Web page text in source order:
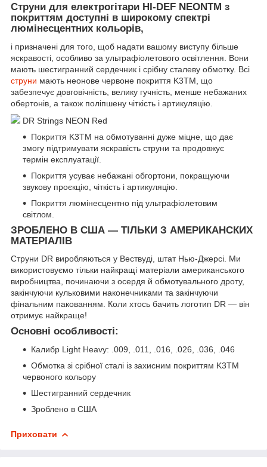
Струни для електрогітари HI-DEF NEONTM з
покриттям доступні в широкому спектрі
люмінесцентних кольорів,
і призначені для того, щоб надати вашому виступу більше
яскравості, особливо за ультрафіолетового освітлення. Вони
мають шестигранний сердечник і срібну сталеву обмотку. Всі
струни мають неонове червоне покриття K3TM, що
забезпечує довговічність, велику гучність, менше небажаних
обертонів, а також поліпшену чіткість і артикуляцію.
DR Strings NEON Red
Покриття K3TM на обмотуванні дуже міцне, що дає
змогу підтримувати яскравість струни та продовжує
термін експлуатації.
Покриття усуває небажані обгортони, покращуючи
звукову проєкцію, чіткість і артикуляцію.
Покриття люмінесцентно під ультрафіолетовим
світлом.
ЗРОБЛЕНО В США — ТІЛЬКИ З АМЕРИКАНСКИХ
МАТЕРІАЛІВ
Струни DR виробляються у Вествуді, штат Нью-Джерсі. Ми
використовуємо тільки найкращі матеріали американського
виробництва, починаючи з осердя й обмотувального дроту,
закінчуючи кульковими наконечниками та закінчуючи
фінальним пакованням. Коли хтось бачить логотип DR — він
отримує найкраще!
Основні особливості:
Калибр Light Heavy: .009, .011, .016, .026, .036, .046
Обмотка зі срібної сталі із захисним покриттям K3TM
червоного кольору
Шестигранний сердечник
Зроблено в США
Приховати